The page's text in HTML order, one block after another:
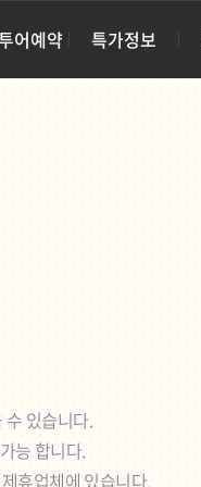
어예약 특가정보
있습니다.
능 합니다.
휴업체에 있습니다.